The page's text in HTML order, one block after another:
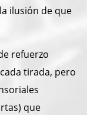
ilusión de que
refuerzo
tirada, pero
que